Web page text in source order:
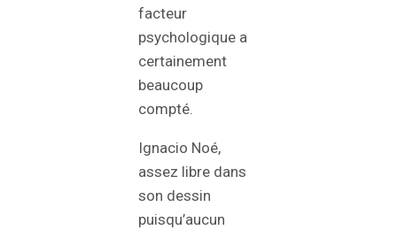
facteur
psychologique a
certainement
beaucoup
compté.
Ignacio Noé,
assez libre dans
son dessin
puisqu’aucun